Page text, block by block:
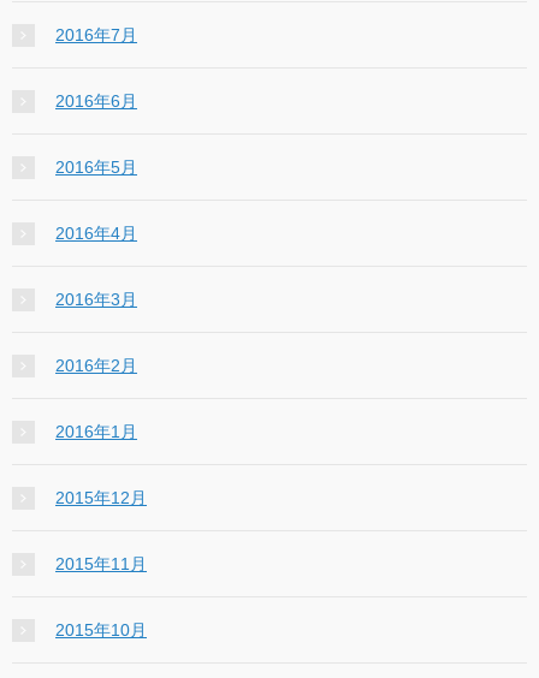
2016年7月
2016年6月
2016年5月
2016年4月
2016年3月
2016年2月
2016年1月
2015年12月
2015年11月
2015年10月